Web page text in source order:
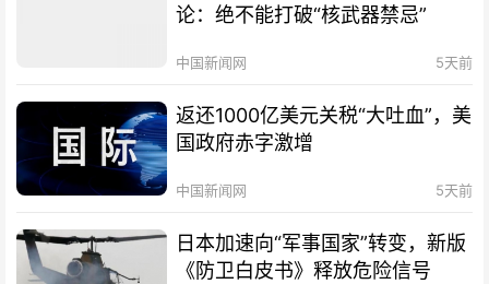
论：绝不能打破“核武器禁忌”
中国新闻网 5天前
返还1000亿美元关税“大吐血”，美
国政府赤字激增
中国新闻网 5天前
日本加速向“军事国家”转变，新版
《防卫白皮书》释放危险信号